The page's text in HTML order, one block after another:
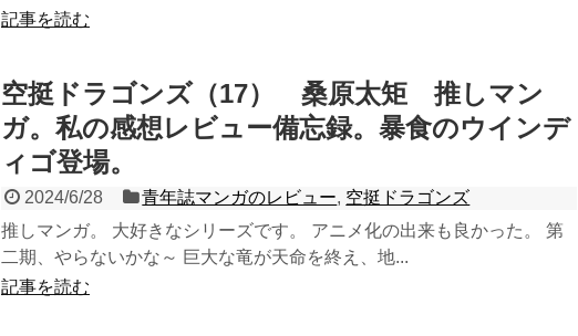
記事を読む
空挺ドラゴンズ（17） 桑原太矩 推しマン
ガ。私の感想レビュー備忘録。暴食のウインデ
ィゴ登場。
2024/6/28 青年誌マンガのレビュー, 空挺ドラゴンズ
推しマンガ。 大好きなシリーズです。 アニメ化の出来も良かった。 第
二期、やらないかな～ 巨大な竜が天命を終え、地...
記事を読む